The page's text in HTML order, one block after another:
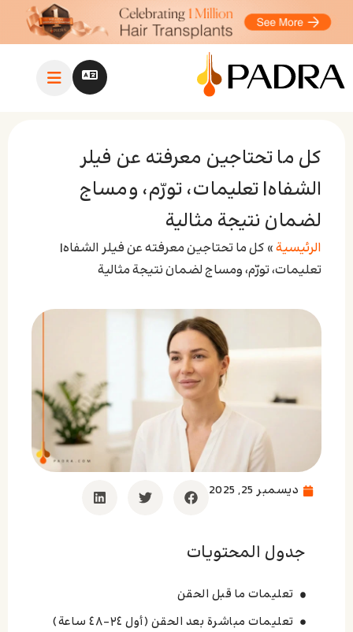
كل ما تحتاجين معرفته عن فيلر
الشفاه| تعليمات، تورّم، ومساج
لضمان نتيجة مثالية
الرئيسية» كل ما تحتاجين معرفته عن فيلر الشفاه|
تعليمات، تورّم، ومساج لضمان نتيجة مثالية
ديسمبر 25, 2025
جدول المحتويات
تعليمات ما قبل الحقن
تعليمات مباشرة بعد الحقن (أول ٢٤–٤٨ ساعة)